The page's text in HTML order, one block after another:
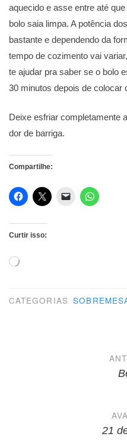
aquecido e asse entre até
bolo saia limpa. A potência
bastante e dependendo da
tempo de cozimento vai
te ajudar pra saber se o bolo
30 minutos depois de colocar
Deixe esfriar completamente
dor de barriga.
Compartilhe:
Curtir isso:
Carregando...
CATEGORIAS
Navegação
21